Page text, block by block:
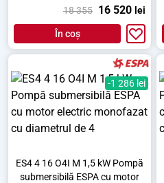
diametrul de 4
18 355 16 520 lei
În coș
-1 286 lei
ES4 4 16 O4I M 1,5 kW Pompă
submersibilă ESPA cu motor